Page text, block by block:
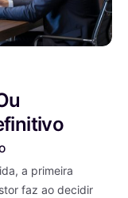
a primeira
faz ao decidir